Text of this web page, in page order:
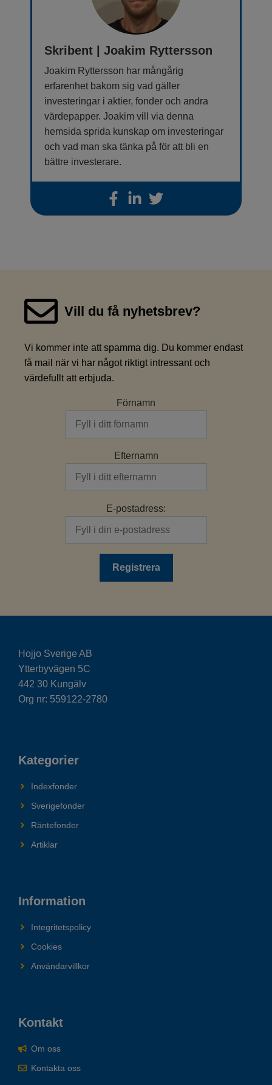
Skribent | Joakim Ryttersson
Joakim Ryttersson har mångårig
erfarenhet bakom sig vad gäller
investeringar i aktier, fonder och andra
värdepapper. Joakim vill via denna
hemsida sprida kunskap om investeringar
och vad man ska tänka på för att bli en
bättre investerare.
Vill du få nyhetsbrev?
Vi kommer inte att spamma dig. Du kommer endast
få mail när vi har något riktigt intressant och
värdefullt att erbjuda.
Förnamn
Efternamn
E-postadress:
Hojjo Sverige AB
Ytterbyvägen 5C
442 30 Kungälv
Org nr: 559122-2780
Kategorier
Indexfonder
Sverigefonder
Räntefonder
Artiklar
Information
Integritetspolicy
Cookies
Användarvillkor
Kontakt
Om oss
Kontakta oss